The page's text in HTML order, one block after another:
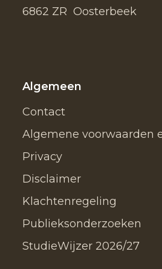
6862 ZR Oosterbeek
Algemeen
Contact
Algemene voorwaarden
Privacy
Disclaimer
Klachtenregeling
Publieksonderzoeken
StudieWijzer 2026/27